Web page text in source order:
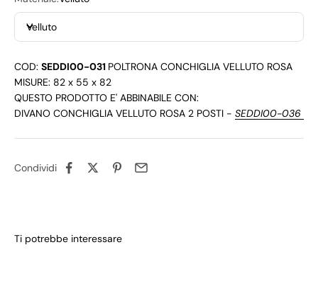
Velluto
COD: SEDDI00-031 POLTRONA CONCHIGLIA VELLUTO ROSA
MISURE: 82 x 55 x 82
QUESTO PRODOTTO E' ABBINABILE CON:
DIVANO CONCHIGLIA VELLUTO ROSA 2 POSTI - SEDDI00-036
Condividi